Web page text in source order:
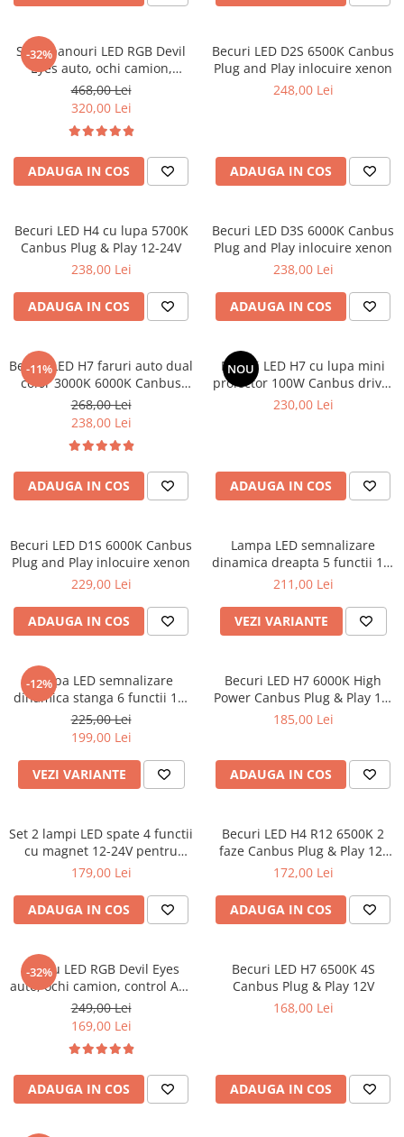
Carcase Chei Auto
Carcasa cheie Audi
Carcasa cheie Bmw
Carcasa cheie Dacia
Carcasa Cheie Ford
Carcasa Cheie Mercedes Benz
Carcasa Cheie Opel
Carcasa Cheie Peugeot
Carcasa Cheie Renault
Carcasa Cheie Skoda
Carcasa Cheie Volkswagen
Cotiere Auto
Folie Geamuri
Huse Volan Auto
Huse Volan cu Ac si Ata
Huse Volan din Piele Ecologica
Huse Volan Piele Naturala
Huse Volan Silicon
Nuca Volan
Odorizante Auto
Ornamente Auto
Ornamente Pedale Auto
Ornamente Protectie Portiera
Ornamente Schimbator Viteza
Plasa elastica & Organizator Auto
Prelate Auto
Scrumiere Auto
Suport Auto Ochelari
Suporti Numar Inmatriculare
Suporti Pahar Auto
Suporti Telefon Auto
Tetiera Auto
Covorase MAN
Covorase MAZDA
Covorase MERCEDES
Covorase MG
Covorase MINI
Covorase NISSAN
Covorase PEUGEOT
Covorase PORSCHE
Covorase RENAULT
Covorase SEAT
Covorase SKODA
Covorase SsangYong
Covorase SUZUKI
Covorase TOYOTA
Covorase VOLVO
Sigurante Auto
Ventilator Auto
Lampi NR. INMATRICULARE
Lampi PLAFON
Lampi Logo PORTIERE
Lanterne
Lumini de zi, DRL
Proiectoare Auto
Spray-uri / Solutii / Uleiuri de
-32%
Set 2 panouri LED RGB Devil
Eyes auto, ochi camion,
control APP 595x120 mm
468,00 Lei
320,00 Lei
ADAUGA IN COS
Becuri LED D2S 6500K Canbus
Plug and Play inlocuire xenon
248,00 Lei
ADAUGA IN COS
Becuri LED H4 cu lupa 5700K
Canbus Plug & Play 12-24V
238,00 Lei
ADAUGA IN COS
Becuri LED D3S 6000K Canbus
Plug and Play inlocuire xenon
238,00 Lei
ADAUGA IN COS
-11%
Becuri LED H7 faruri auto dual
color 3000K 6000K Canbus
Plug & Play Bluetooth
268,00 Lei
238,00 Lei
ADAUGA IN COS
NOU
Becuri LED H7 cu lupa mini
proiector 100W Canbus driver
extern 12-24V
230,00 Lei
ADAUGA IN COS
Becuri LED D1S 6000K Canbus
Plug and Play inlocuire xenon
229,00 Lei
ADAUGA IN COS
Lampa LED semnalizare
dinamica dreapta 5 functii 12-
24V
211,00 Lei
VEZI VARIANTE
-12%
Lampa LED semnalizare
dinamica stanga 6 functii 12-
24V
225,00 Lei
199,00 Lei
VEZI VARIANTE
Becuri LED H7 6000K High
Power Canbus Plug & Play 12-
24V
185,00 Lei
ADAUGA IN COS
Set 2 lampi LED spate 4 functii
cu magnet 12-24V pentru
remorca
179,00 Lei
ADAUGA IN COS
Becuri LED H4 R12 6500K 2
faze Canbus Plug & Play 12-
24V
172,00 Lei
ADAUGA IN COS
-32%
Panou LED RGB Devil Eyes
auto, ochi camion, control APP
595x120 mm
249,00 Lei
169,00 Lei
ADAUGA IN COS
Becuri LED H7 6500K 4S
Canbus Plug & Play 12V
168,00 Lei
ADAUGA IN COS